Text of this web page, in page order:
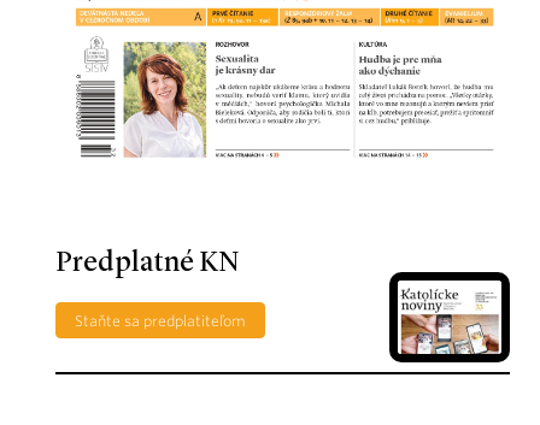
Predplatné KN
Staňte sa predplatiteľom